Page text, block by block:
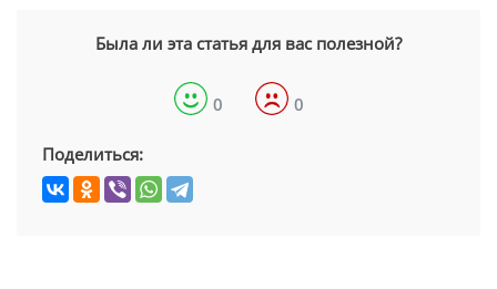
Была ли эта статья для вас полезной?
0 0
Поделиться: